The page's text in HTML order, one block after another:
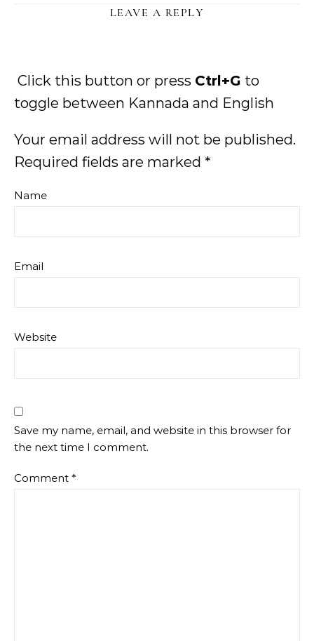
LEAVE A REPLY
Click this button or press Ctrl+G to
toggle between Kannada and English
Your email address will not be published.
Required fields are marked *
Name
Email
Website
Save my name, email, and website in this browser for
the next time I comment.
Comment *